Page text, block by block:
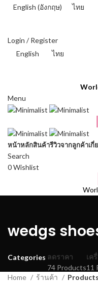
English (อังกฤษ) ไทย
Login / Register
English
ไทย
Menu
หน้าหลักสินค้ารีวิวจากลูกค้าเกี่
Search
0Wishlist
wedgs
Categories ลดราคา
74 Products
เค
11
Home
ร้านค้า